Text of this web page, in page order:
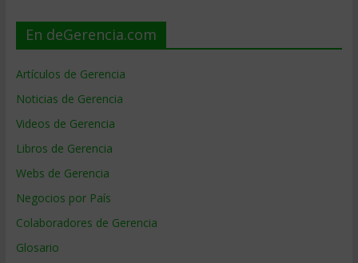
En deGerencia.com
Artículos de Gerencia
Noticias de Gerencia
Videos de Gerencia
Libros de Gerencia
Webs de Gerencia
Negocios por País
Colaboradores de Gerencia
Glosario